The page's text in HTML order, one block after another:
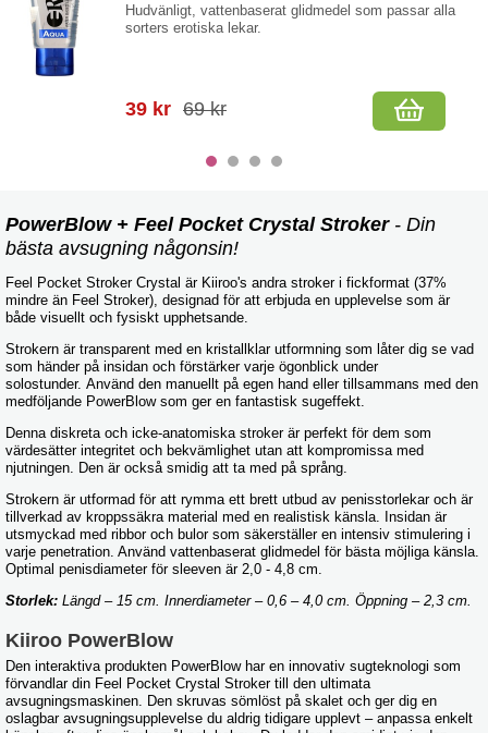
Hudvänligt, vattenbaserat glidmedel som passar alla
sorters erotiska lekar.
39 kr 69 kr
PowerBlow + Feel Pocket Crystal Stroker- Din
bästa avsugning någonsin!
Feel Pocket Stroker Crystal är Kiiroo's andra stroker i fickformat (37%
mindre än Feel Stroker), designad för att erbjuda en upplevelse som är
både visuellt och fysiskt upphetsande.
Strokern är transparent med en kristallklar utformning som låter dig se vad
som händer på insidan och förstärker varje ögonblick under
solostunder. Använd den manuellt på egen hand eller tillsammans med den
medföljande PowerBlow som ger en fantastisk sugeffekt.
Denna diskreta och icke-anatomiska stroker är perfekt för dem som
värdesätter integritet och bekvämlighet utan att kompromissa med
njutningen. Den är också smidig att ta med på språng.
Strokern är utformad för att rymma ett brett utbud av penisstorlekar och är
tillverkad av kroppssäkra material med en realistisk känsla. Insidan är
utsmyckad med ribbor och bulor som säkerställer en intensiv stimulering i
varje penetration. Använd vattenbaserat glidmedel för bästa möjliga känsla.
Optimal penisdiameter för sleeven är 2,0 - 4,8 cm.
Storlek: Längd – 15 cm. Innerdiameter – 0,6 – 4,0 cm. Öppning – 2,3 cm.
Kiiroo PowerBlow
Den interaktiva produkten PowerBlow har en innovativ sugteknologi som
förvandlar din Feel Pocket Crystal Stroker till den ultimata
avsugningsmaskinen. Den skruvas sömlöst på skalet och ger dig en
oslagbar avsugningsupplevelse du aldrig tidigare upplevt – anpassa enkelt